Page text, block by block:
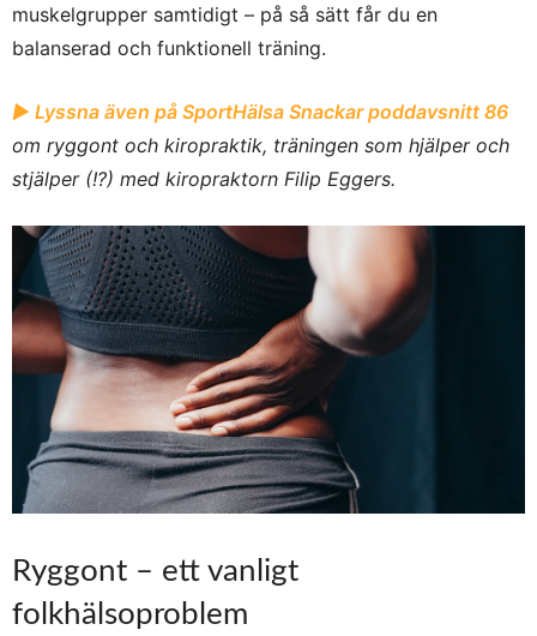
muskelgrupper samtidigt – på så sätt får du en
balanserad och funktionell träning.
► Lyssna även på SportHälsa Snackar poddavsnitt 86
om ryggont och kiropraktik, träningen som hjälper och
stjälper (!?) med kiropraktorn Filip Eggers.
Ryggont – ett vanligt
folkhälsoproblem